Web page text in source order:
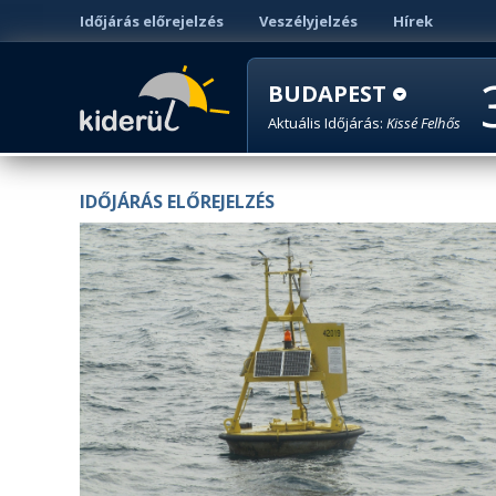
Időjárás előrejelzés Veszélyjelzés Hírek
BUDAPEST
Aktuális Időjárás: Kissé Felhős
IDŐJÁRÁS ELŐREJELZÉS